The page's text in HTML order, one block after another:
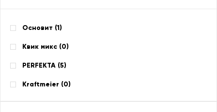
Основит (1)
Квик микс (0)
PERFEKTA (5)
Kraftmeier (0)